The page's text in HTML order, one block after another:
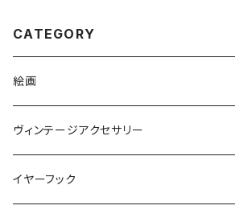
CATEGORY
絵画
絵画ピアス
ヴィンテージアクセサリー
ヴィンテージネックレス
イヤーフック